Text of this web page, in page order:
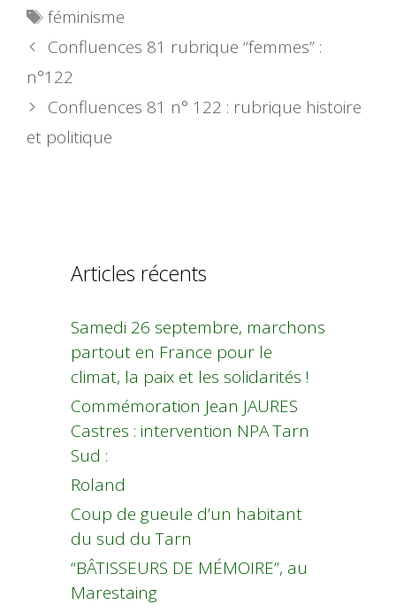
Étiquettes
féminisme
Confluences 81 rubrique “femmes” :
n°122
Confluences 81 n° 122 : rubrique histoire
et politique
Articles récents
Samedi 26 septembre, marchons
partout en France pour le
climat, la paix et les solidarités !
Commémoration Jean JAURES
Castres : intervention NPA Tarn
Sud :
Roland
Coup de gueule d’un habitant
du sud du Tarn
“BÂTISSEURS DE MÉMOIRE”, au
Marestaing